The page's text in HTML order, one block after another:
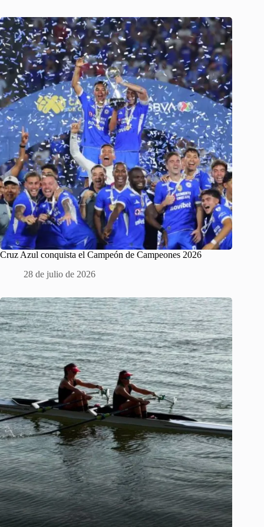
Cruz Azul conquista el Campeón de Campeones 2026
28 de julio de 2026